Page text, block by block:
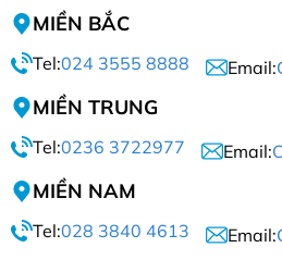
MIỀN BẮC
Tel:024 3555 8888 Email:
MIỀN TRUNG
Tel:0236 3722977 Email:
MIỀN NAM
Tel:028 3840 4613 Email: